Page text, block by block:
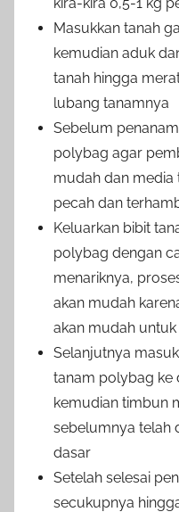
Masukkan tanah
kemudian aduk
tanah hingga
lubang tanamnya
Sebelum
polybag agar
mudah dan
pecah dan
Keluarkan bibit
polybag dengan
menariknya,
akan mudah
akan mudah
Selanjutnya
tanam polybag ke
kemudian timbun
sebelumnya telah
dasar
Setelah selesai
secukupnya